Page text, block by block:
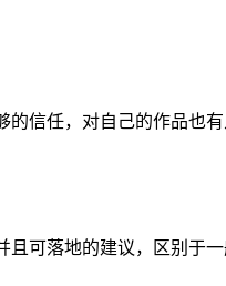
信任，对自己的作品也有
可落地的建议，区别于